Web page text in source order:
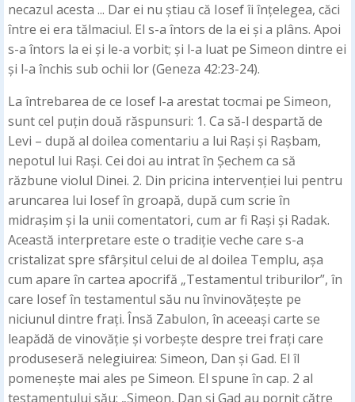
necazul acesta ... Dar ei nu știau că Iosef îi înțelegea, căci
între ei era tălmaciul. El s-a întors de la ei și a plâns. Apoi
s-a întors la ei și le-a vorbit; și l-a luat pe Simeon dintre ei
și l-a închis sub ochii lor (Geneza 42:23-24).
La întrebarea de ce Iosef l-a arestat tocmai pe Simeon,
sunt cel puțin două răspunsuri: 1. Ca să-l despartă de
Levi – după al doilea comentariu a lui Rași și Rașbam,
nepotul lui Rași. Cei doi au intrat în Șechem ca să
răzbune violul Dinei. 2. Din pricina intervenției lui pentru
aruncarea lui Iosef în groapă, după cum scrie în
midrașim și la unii comentatori, cum ar fi Rași și Radak.
Această interpretare este o tradiție veche care s-a
cristalizat spre sfârșitul celui de al doilea Templu, așa
cum apare în cartea apocrifă „Testamentul triburilor”, în
care Iosef în testamentul său nu învinovățește pe
niciunul dintre frați. Însă Zabulon, în aceeași carte se
leapădă de vinovăție și vorbește despre trei frați care
produseseră nelegiuirea: Simeon, Dan și Gad. El îl
pomenește mai ales pe Simeon. El spune în cap. 2 al
testamentului său: „Simeon, Dan și Gad au pornit către